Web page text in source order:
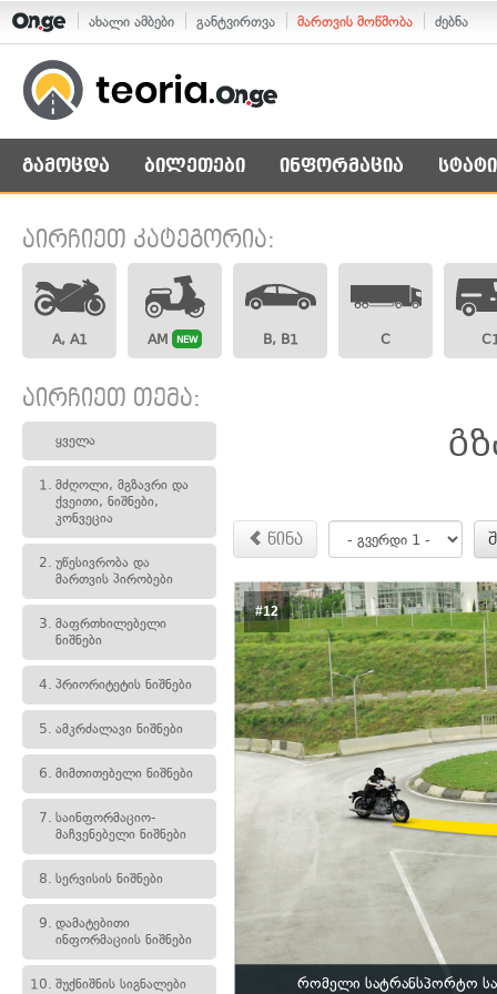
ახალი ამბები განტვირთვა მართვის მოწმობა ძებნა
გამოცდა ბილეთები ინფორმაცია
აირჩიეთ კატეგორია:
A, A1 AM NEW B, B1 C
აირჩიეთ თემა:
ყველა
1. მძღოლი, მგზავრი და
ქვეითი, ნიშნები,
კონვეცია
2. უწესივრობა და
მართვის პირობები
3. მაფრთხილებელი
ნიშნები
4. პრიორიტეტის ნიშნები
5. ამკრძალავი ნიშნები
6. მიმთითებელი ნიშნები
7. საინფორმაციო-
მაჩვენებელი ნიშნები
8. სერვისის ნიშნები
9. დამატებითი
ინფორმაციის ნიშნები
10. შუქნიშნის სიგნალები
წინა
#12
რომელი სატრანსპორტო